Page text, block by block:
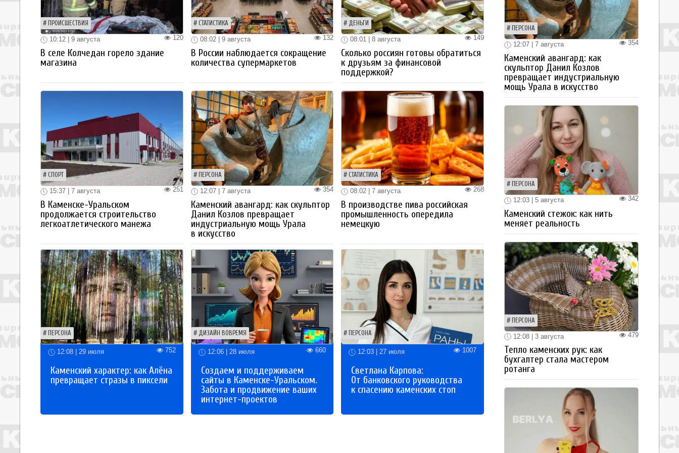
ПРОИСШЕСТВИЯ
120
10:12 | 9 августа
В селе Колчедан горело здание
магазина
СТАТИСТИКА
132
08:02 | 9 августа
В России наблюдается сокращение
количества супермаркетов
ДЕНЬГИ
149
08:01 | 8 августа
Сколько россиян готовы обратиться
к друзьям за финансовой
поддержкой?
СПОРТ
251
15:37 | 7 августа
В Каменске-Уральском
продолжается строительство
легкоатлетического манежа
ПЕРСОНА
354
12:07 | 7 августа
Каменский авангард: как скульптор
Данил Козлов превращает
индустриальную мощь Урала
в искусство
СТАТИСТИКА
268
08:02 | 7 августа
В производстве пива российская
промышленность опередила
немецкую
ПЕРСОНА
12:08 | 29 июля 752
Каменский характер: как Алёна
превращает стразы в пиксели
ДИЗАЙН ВОВРЕМЯ
12:06 | 28 июля 660
Создаем и поддерживаем
сайты в Каменске-Уральском.
Забота и продвижение ваших
интернет-проектов
ПЕРСОНА
12:03 | 27 июля 1007
Светлана Карпова:
От банковского руководства
к спасению каменских стоп
ПЕРСОНА
354
12:07 | 7 августа
Каменский авангард: как
скульптор Данил Козлов
превращает индустриальную
мощь Урала в искусство
ПЕРСОНА
342
12:03 | 5 августа
Каменский стежок: как нить
меняет реальность
ПЕРСОНА
479
12:08 | 3 августа
Тепло каменских рук: как
бухгалтер стала мастером
ротанга